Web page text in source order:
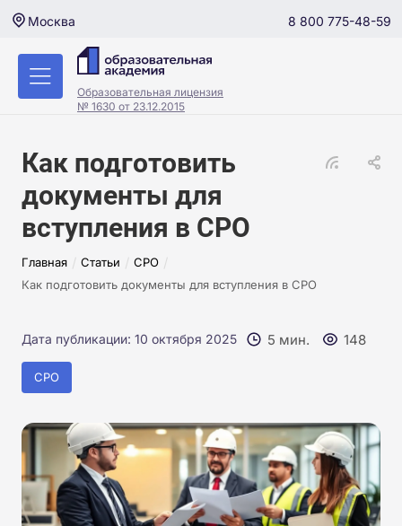
Москва 8 800 775-48-59
Образовательная лицензия
№ 1630 от 23.12.2015
Как подготовить
документы для
вступления в СРО
Главная / Статьи / СРО /
Как подготовить документы для вступления в СРО
Дата публикации: 10 октября 2025 5 мин. 148
СРО